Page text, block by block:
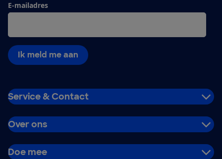
E-mailadres
Ik meld me aan
Service & Contact
Over ons
Doe mee